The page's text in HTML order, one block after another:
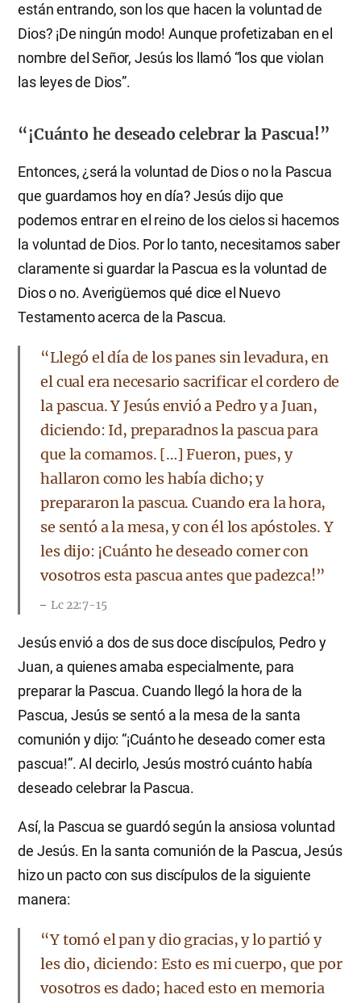
están entrando, son los que hacen la voluntad de
Dios? ¡De ningún modo! Aunque profetizaban en el
nombre del Señor, Jesús los llamó “los que violan
las leyes de Dios”.
“¡Cuánto he deseado celebrar la Pascua!”
Entonces, ¿será la voluntad de Dios o no la Pascua
que guardamos hoy en día? Jesús dijo que
podemos entrar en el reino de los cielos si hacemos
la voluntad de Dios. Por lo tanto, necesitamos saber
claramente si guardar la Pascua es la voluntad de
Dios o no. Averigüemos qué dice el Nuevo
Testamento acerca de la Pascua.
“Llegó el día de los panes sin levadura, en
el cual era necesario sacrificar el cordero de
la pascua. Y Jesús envió a Pedro y a Juan,
diciendo: Id, preparadnos la pascua para
que la comamos. […] Fueron, pues, y
hallaron como les había dicho; y
prepararon la pascua. Cuando era la hora,
se sentó a la mesa, y con él los apóstoles. Y
les dijo: ¡Cuánto he deseado comer con
vosotros esta pascua antes que padezca!”
Lc 22:7-15
Jesús envió a dos de sus doce discípulos, Pedro y
Juan, a quienes amaba especialmente, para
preparar la Pascua. Cuando llegó la hora de la
Pascua, Jesús se sentó a la mesa de la santa
comunión y dijo: “¡Cuánto he deseado comer esta
pascua!”. Al decirlo, Jesús mostró cuánto había
deseado celebrar la Pascua.
Así, la Pascua se guardó según la ansiosa voluntad
de Jesús. En la santa comunión de la Pascua, Jesús
hizo un pacto con sus discípulos de la siguiente
manera:
“Y tomó el pan y dio gracias, y lo partió y
les dio, diciendo: Esto es mi cuerpo, que por
vosotros es dado; haced esto en memoria